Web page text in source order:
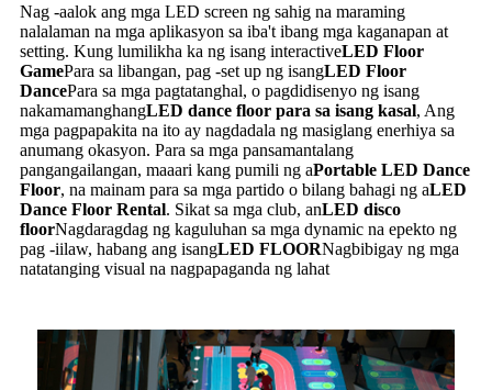
Nag -aalok ang mga LED screen ng sahig na maraming
nalalaman na mga aplikasyon sa iba't ibang mga kaganapan at
setting. Kung lumilikha ka ng isang interactiveLED Floor
GamePara sa libangan, pag -set up ng isangLED Floor
DancePara sa mga pagtatanghal, o pagdidisenyo ng isang
nakamamanghangLED dance floor para sa isang kasal, Ang
mga pagpapakita na ito ay nagdadala ng masiglang enerhiya sa
anumang okasyon. Para sa mga pansamantalang
pangangailangan, maaari kang pumili ng aPortable LED Dance
Floor, na mainam para sa mga partido o bilang bahagi ng aLED
Dance Floor Rental. Sikat sa mga club, anLED disco
floorNagdaragdag ng kaguluhan sa mga dynamic na epekto ng
pag -iilaw, habang ang isangLED FLOORNagbibigay ng mga
natatanging visual na nagpapaganda ng lahat